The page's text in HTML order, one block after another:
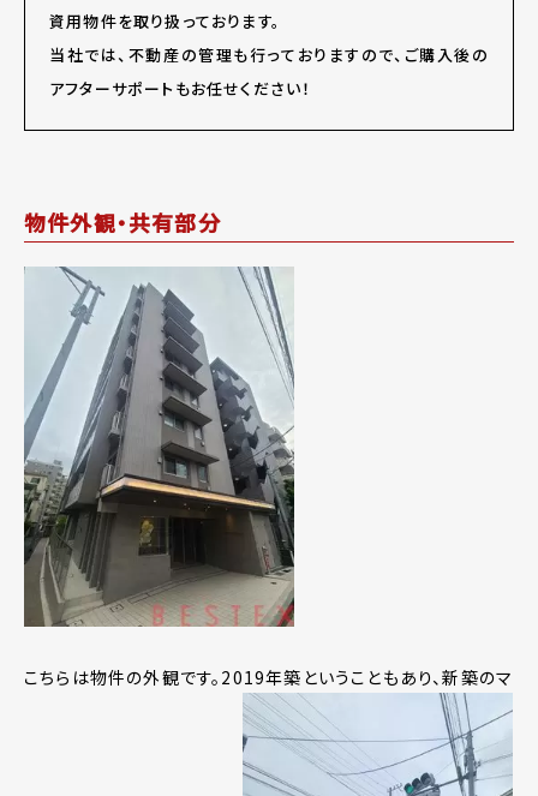
資用物件を取り扱っております。
当社では、不動産の管理も行っておりますので、ご購入後の
アフターサポートもお任せください！
物件外観・共有部分
こちらは物件の外観です。2019年築ということもあり、新築のマ